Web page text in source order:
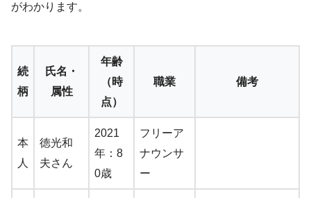
がわかります。
続
柄
氏名・
属性
年齢
（時
点）
職業 備考
本
人
徳光和
夫さん
2021
年：8
0歳
フリーア
ナウンサ
ー